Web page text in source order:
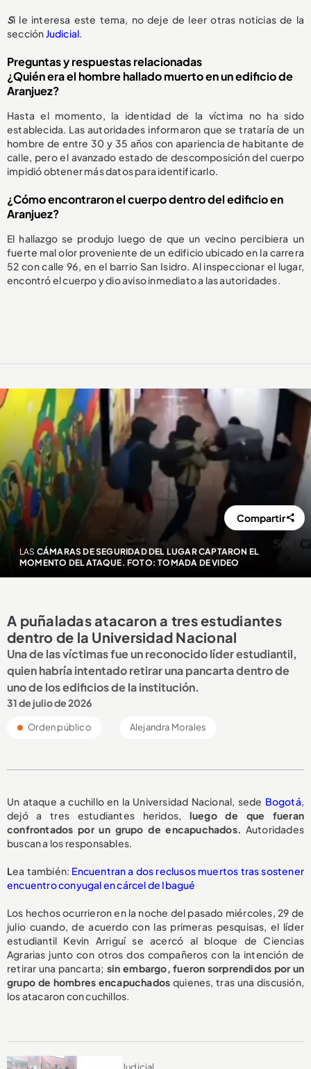
Si le interesa este tema, no deje de leer otras noticias de la
secciónJudicial.
Preguntas y respuestas relacionadas
¿Quién era el hombre hallado muerto en un edificio de
Aranjuez?
Hasta el momento, la identidad de la víctima no ha sido
establecida. Las autoridades informaron que se trataría de un
hombre de entre 30 y 35 años con apariencia de habitante de
calle, pero el avanzado estado de descomposición del cuerpo
impidió obtener más datos para identificarlo.
¿Cómo encontraron el cuerpo dentro del edificio en
Aranjuez?
El hallazgo se produjo luego de que un vecino percibiera un
fuerte mal olor proveniente de un edificio ubicado en la carrera
52 con calle 96, en el barrio San Isidro. Al inspeccionar el lugar,
encontró el cuerpo y dio aviso inmediato a las autoridades.
LAS CÁMARAS DE SEGURIDAD DEL LUGAR CAPTARON EL
MOMENTO DEL ATAQUE. FOTO: TOMADA DE VIDEO
Compartir
A puñaladas atacaron a tres estudiantes
dentro de la Universidad Nacional
Una de las víctimas fue un reconocido líder estudiantil,
quien habría intentado retirar una pancarta dentro de
uno de los edificios de la institución.
31 de julio de 2026
Orden público Alejandra Morales
Un ataque a cuchillo en la Universidad Nacional, sede Bogotá,
dejó a tres estudiantes heridos, luego de que fueran
confrontados por un grupo de encapuchados. Autoridades
buscan a los responsables.
Lea también: Encuentran a dos reclusos muertos tras sostener
encuentro conyugal en cárcel de Ibagué
Los hechos ocurrieron en la noche del pasado miércoles, 29 de
julio cuando, de acuerdo con las primeras pesquisas, el líder
estudiantil Kevin Arriguí se acercó al bloque de Ciencias
Agrarias junto con otros dos compañeros con la intención de
retirar una pancarta;sin embargo, fueron sorprendidos por un
grupo de hombres encapuchados quienes, tras una discusión,
los atacaron con cuchillos.